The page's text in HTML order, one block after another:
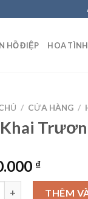
HỒ ĐIỆP HOA TÌNH
/ CỬA HÀNG /
₫
Trương – HKT35 số
THÊM